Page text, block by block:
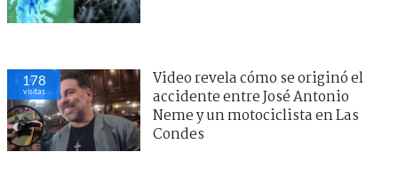
178
visitas
Video revela cómo se originó el
accidente entre José Antonio
Neme y un motociclista en Las
Condes